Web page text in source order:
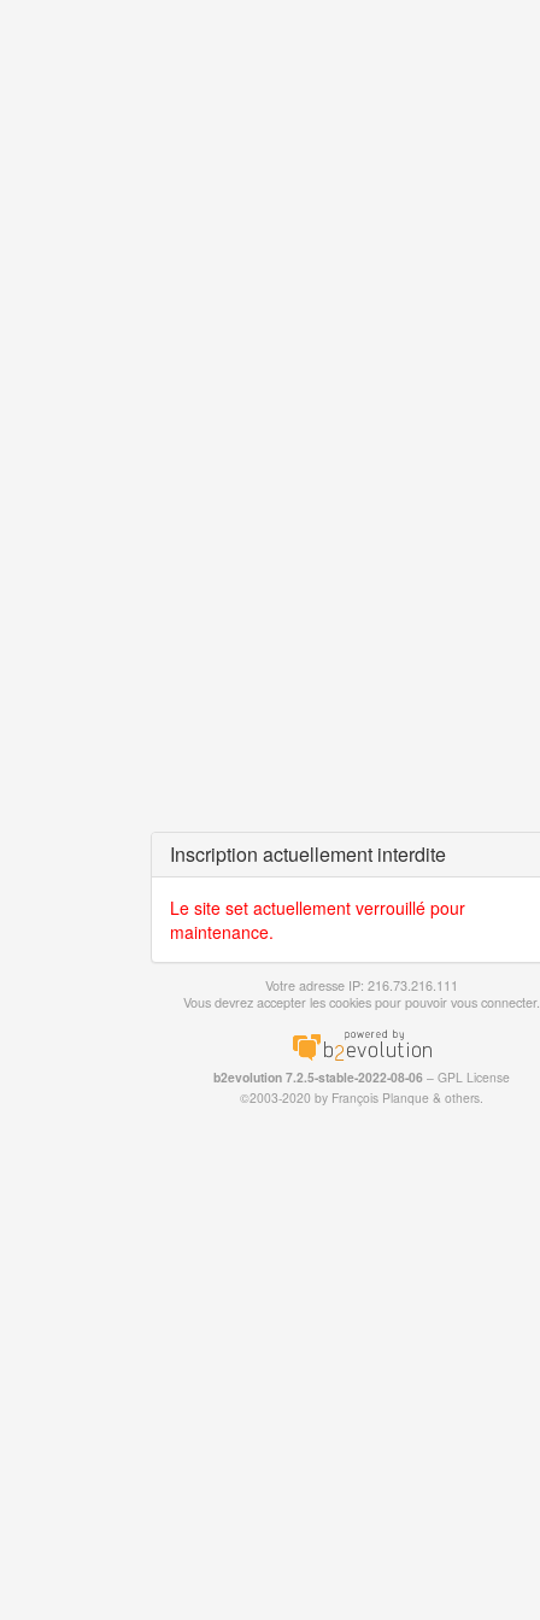
Inscription actuellement interdite
Le site set actuellement verrouillé pour
maintenance.
Votre adresse IP: 216.73.216.111
Vous devrez accepter les cookies pour pouvoir vous connecter.
b2evolution 7.2.5-stable-2022-08-06 – GPL License
©2003-2020 by François Planque & others